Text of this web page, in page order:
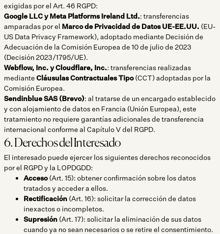
exigidas por el Art. 46 RGPD:
Google LLC y Meta Platforms Ireland Ltd.: transferencias
amparadas por el Marco de Privacidad de Datos UE-EE.UU. (EU-
US Data Privacy Framework), adoptado mediante Decisión de
Adecuación de la Comisión Europea de 10 de julio de 2023
(Decisión 2023/1795/UE).
Webflow, Inc. y Cloudflare, Inc.: transferencias realizadas
mediante Cláusulas Contractuales Tipo(CCT) adoptadas por la
Comisión Europea.
Sendinblue SAS (Brevo): al tratarse de un encargado establecido
y con alojamiento de datos en Francia (Unión Europea), este
tratamiento no requiere garantías adicionales de transferencia
internacional conforme al Capítulo V del RGPD.
6. Derechos del Interesado
El interesado puede ejercer los siguientes derechos reconocidos
por el RGPD y la LOPDGDD:
Acceso(Art. 15): obtener confirmación sobre los datos
tratados y acceder a ellos.
Rectificación (Art. 16): solicitar la corrección de datos
inexactos o incompletos.
Supresión (Art. 17): solicitar la eliminación de sus datos
cuando ya no sean necesarios o se retire el consentimiento.